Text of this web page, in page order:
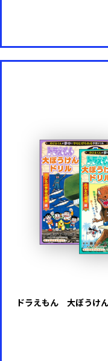
ドラえもん 大ぼうけ